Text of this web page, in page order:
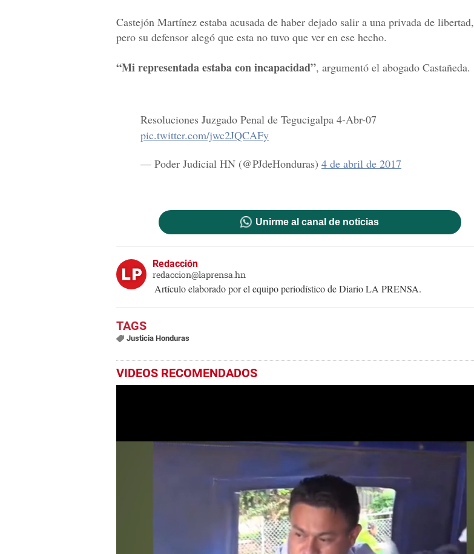
Castejón Martínez estaba acusada de haber dejado salir a una privada de libertad,
pero su defensor alegó que esta no tuvo que ver en ese hecho.
“Mi representada estaba con incapacidad”, argumentó el abogado Castañeda.
Resoluciones Juzgado Penal de Tegucigalpa 4-Abr-07
pic.twitter.com/jwc2JQCAFy
— Poder Judicial HN (@PJdeHonduras) 4 de abril de 2017
Unirme al canal de noticias
Redacción
redaccion@laprensa.hn
Artículo elaborado por el equipo periodístico de Diario LA PRENSA.
Justicia Honduras
VIDEOS RECOMENDADOS